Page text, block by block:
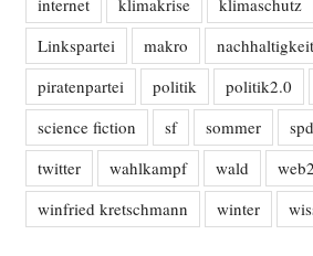
Linkspartei
makro nachhaltigkeit
piratenpartei
politik politik2.0
science fiction
sf sommer spd
twitter
wahlkampf wald
winfried kretschmann
winter